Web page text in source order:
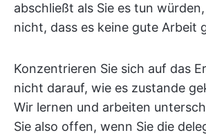
abschließt als Sie es tun
nicht, dass es keine gute Arbeit
Konzentrieren Sie sich auf das
nicht darauf, wie es zustande
Wir lernen und arbeiten
Sie also offen, wenn Sie die